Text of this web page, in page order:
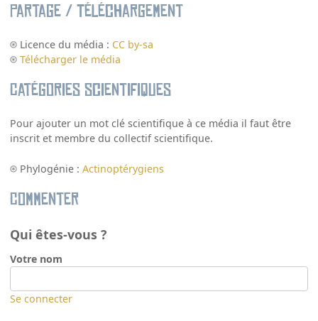
Partage / Téléchargement
Licence du média : CC by-sa
Télécharger le média
Catégories scientifiques
Pour ajouter un mot clé scientifique à ce média il faut être
inscrit et membre du collectif scientifique.
Phylogénie :Actinoptérygiens
Commenter
Qui êtes-vous ?
Votre nom
Se connecter